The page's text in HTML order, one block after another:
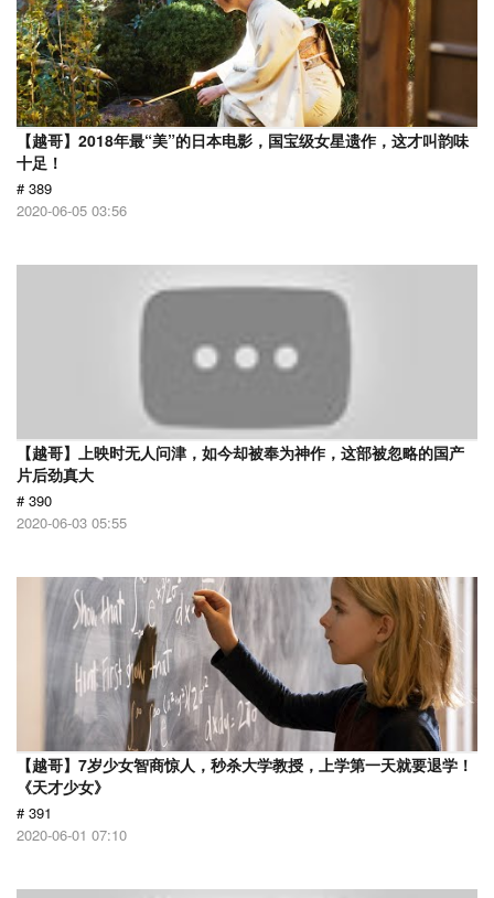
【越哥】2018年最“美”的日本电影，国宝级女星遗作，这才叫韵味
十足！
# 389
2020-06-05 03:56
【越哥】上映时无人问津，如今却被奉为神作，这部被忽略的国产
片后劲真大
# 390
2020-06-03 05:55
【越哥】7岁少女智商惊人，秒杀大学教授，上学第一天就要退学！
《天才少女》
# 391
2020-06-01 07:10